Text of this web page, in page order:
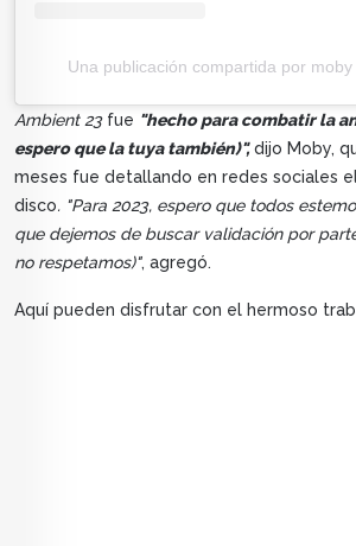
Una publicación compartida por
Ambient 23fue "hecho para combatir la
espero que la tuya también)",dijo Moby,
meses fue detallando en redes sociales
disco. "Para 2023, espero que todos
que dejemos de buscar validación por
no respetamos)", agregó.
Aquí pueden disfrutar con el hermoso